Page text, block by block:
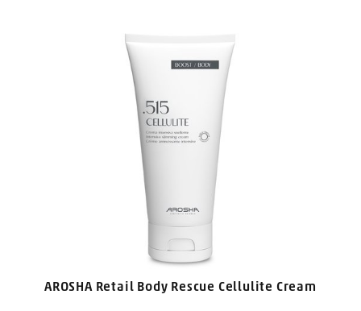
AROSHA Retail Body Rescue Cellulite Cream